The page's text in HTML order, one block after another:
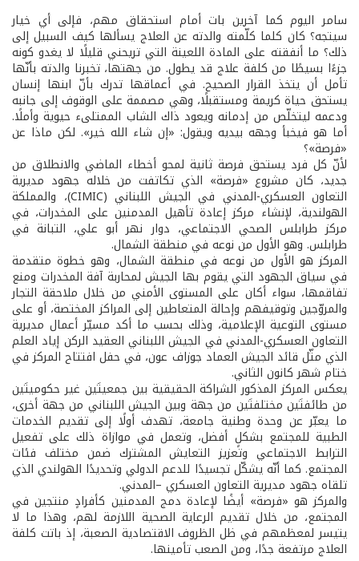
سامر اليوم كما آخرين بات أمام استحقاق مهم، فإلى أي خيار
سيتجه؟ كان كلما كلّمته والدته عن العلاج يسألها كيف السبيل إلى
ذلك؟ ما أنفقته على المادة اللعينة التي تريحني قليلًا لا يغدو كونه
جزءًا بسيطًا من كلفة علاج قد يطول. من جهتها، تخبرنا والدته بأنّها
تأمل أن يتخذ القرار الصحيح. في أعماقها تدرك بأنّ ابنها إنسان
يستحق حياة كريمة ومستقبلًا، وهي مصممة على الوقوف إلى جانبه
ودعمه ليتخلّص من إدمانه ويعود ذاك الشاب الممتلىء حيوية وأملًا.
أما هو فيخبأ وجهه بيديه ويقول: «إن شاء الله خير». لكن ماذا عن
«فرصة»؟
لأنّ كل فرد يستحق فرصة ثانية لمحو أخطاء الماضي والانطلاق من
جديد، كان مشروع «فرصة» الذي تكاتفت من خلاله جهود مديرية
التعاون العسكري-المدني في الجيش اللبناني (CIMIC)، والمملكة
الهولندية، لإنشاء مركز إعادة تأهيل المدمنين على المخدرات، في
مركز طرابلس الصحي الاجتماعي، دوار نهر أبو علي، التبانة في
طرابلس. وهو الأول من نوعه في منطقة الشمال.
المركز هو الأول من نوعه في منطقة الشمال، وهو خطوة متقدمة
في سياق الجهود التي يقوم بها الجيش لمحاربة آفة المخدرات ومنع
تفاقمها، سواء أكان على المستوى الأمني من خلال ملاحقة التجار
والمروّجين وتوقيفهم وإحالة المتعاطين إلى المراكز المختصة، أو على
مستوى التوعية الإعلامية، وذلك بحسب ما أكد مسيّر أعمال مديرية
التعاون العسكري-المدني في الجيش اللبناني العقيد الركن إياد العلم
الذي مثّل قائد الجيش العماد جوزاف عون، في حفل افتتاح المركز في
ختام شهر كانون الثاني.
يعكس المركز المذكور الشراكة الحقيقية بين جمعيتَين غير حكوميتَين
من طائفتَين مختلفتَين من جهة وبين الجيش اللبناني من جهة أخرى،
ما يعبّر عن وحدة وطنية جامعة، تهدف أولًا إلى تقديم الخدمات
الطبية للمجتمع بشكلٍ أفضل، وتعمل في موازاة ذلك على تفعيل
الترابط الاجتماعي وتعزيز التعايش المشترك ضمن مختلف فئات
المجتمع. كما أنّه يشكّل تجسيدًا للدعم الدولي وتحديدًا الهولندي الذي
تلقاه جهود مديرية التعاون العسكري –المدني.
والمركز هو «فرصة» أيضًا لإعادة دمج المدمنين كأفرادٍ منتجين في
المجتمع، من خلال تقديم الرعاية الصحية اللازمة لهم، وهذا ما لا
يتيسر لمعظمهم في ظل الظروف الاقتصادية الصعبة، إذ باتت كلفة
العلاج مرتفعة جدًا، ومن الصعب تأمينها.